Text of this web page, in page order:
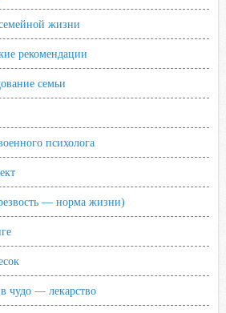
жизни
рекомендации
семьи
психолога
— норма жизни)
чудо — лекарство